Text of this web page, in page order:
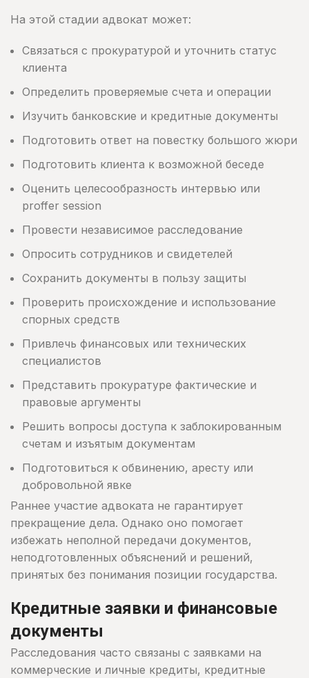
На этой стадии адвокат может:
Связаться с прокуратурой и уточнить статус
клиента
Определить проверяемые счета и операции
Изучить банковские и кредитные документы
Подготовить ответ на повестку большого жюри
Подготовить клиента к возможной беседе
Оценить целесообразность интервью или
proffer session
Провести независимое расследование
Опросить сотрудников и свидетелей
Сохранить документы в пользу защиты
Проверить происхождение и использование
спорных средств
Привлечь финансовых или технических
специалистов
Представить прокуратуре фактические и
правовые аргументы
Решить вопросы доступа к заблокированным
счетам и изъятым документам
Подготовиться к обвинению, аресту или
добровольной явке
Раннее участие адвоката не гарантирует
прекращение дела. Однако оно помогает
избежать неполной передачи документов,
неподготовленных объяснений и решений,
принятых без понимания позиции государства.
Кредитные заявки и финансовые
документы
Расследования часто связаны с заявками на
коммерческие и личные кредиты, кредитные